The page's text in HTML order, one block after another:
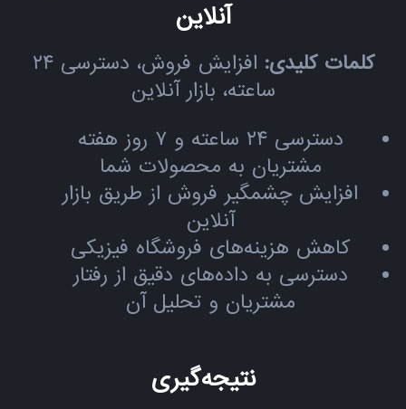
آنلاین
کلمات کلیدی:
افزایش فروش، دسترسی ۲۴
ساعته، بازار آنلاین
دسترسی ۲۴ ساعته و ۷ روز هفته
مشتریان به محصولات شما
افزایش چشمگیر فروش از طریق بازار
آنلاین
کاهش هزینه‌های فروشگاه فیزیکی
دسترسی به داده‌های دقیق از رفتار
مشتریان و تحلیل آن
نتیجه‌گیری